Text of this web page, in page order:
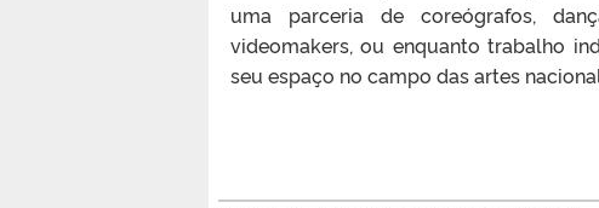
uma parceria de coreógrafos,
videomakers, ou enquanto trabalho
seu espaço no campo das artes